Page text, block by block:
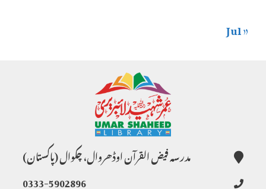
« Jul
مدرسہ فیض القرآن اوڈھروال، چکوال (پاکستان)
0333-5902896